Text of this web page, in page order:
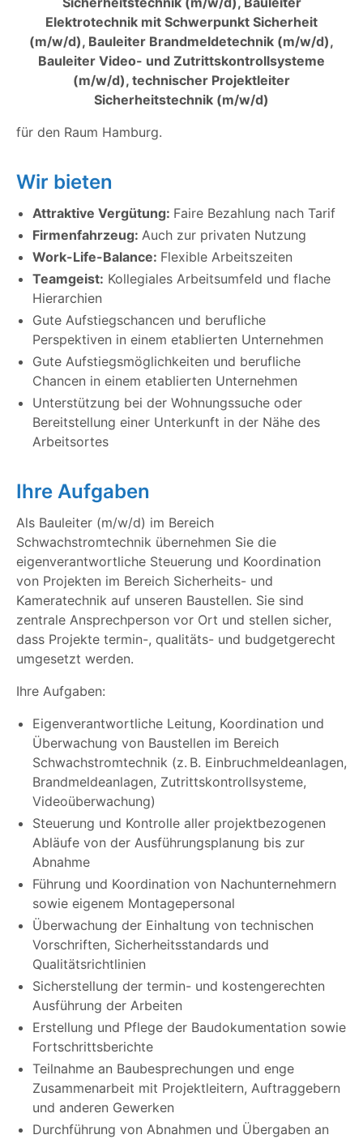
Elektrotechnik mit Schwerpunkt Sicherheit
(m/w/d), Bauleiter Brandmeldetechnik (m/w/d),
Bauleiter Video- und Zutrittskontrollsysteme
(m/w/d), technischer Projektleiter
Sicherheitstechnik (m/w/d)
für den Raum Hamburg.
Wir bieten
Attraktive Vergütung: Faire Bezahlung nach Tarif
Firmenfahrzeug: Auch zur privaten Nutzung
Work-Life-Balance: Flexible Arbeitszeiten
Teamgeist: Kollegiales Arbeitsumfeld und flache
Hierarchien
Gute Aufstiegschancen und berufliche
Perspektiven in einem etablierten Unternehmen
Gute Aufstiegsmöglichkeiten und berufliche
Chancen in einem etablierten Unternehmen
Unterstützung bei der Wohnungssuche oder
Bereitstellung einer Unterkunft in der Nähe des
Arbeitsortes
Ihre Aufgaben
Als Bauleiter (m/w/d) im Bereich
Schwachstromtechnik übernehmen Sie die
eigenverantwortliche Steuerung und Koordination
von Projekten im Bereich Sicherheits- und
Kameratechnik auf unseren Baustellen. Sie sind
zentrale Ansprechperson vor Ort und stellen sicher,
dass Projekte termin-, qualitäts- und budgetgerecht
umgesetzt werden.
Ihre Aufgaben:
Eigenverantwortliche Leitung, Koordination und
Überwachung von Baustellen im Bereich
Schwachstromtechnik (z. B. Einbruchmeldeanlagen,
Brandmeldeanlagen, Zutrittskontrollsysteme,
Videoüberwachung)
Steuerung und Kontrolle aller projektbezogenen
Abläufe von der Ausführungsplanung bis zur
Abnahme
Führung und Koordination von Nachunternehmern
sowie eigenem Montagepersonal
Überwachung der Einhaltung von technischen
Vorschriften, Sicherheitsstandards und
Qualitätsrichtlinien
Sicherstellung der termin- und kostengerechten
Ausführung der Arbeiten
Erstellung und Pflege der Baudokumentation sowie
Fortschrittsberichte
Teilnahme an Baubesprechungen und enge
Zusammenarbeit mit Projektleitern, Auftraggebern
und anderen Gewerken
Durchführung von Abnahmen und Übergaben an